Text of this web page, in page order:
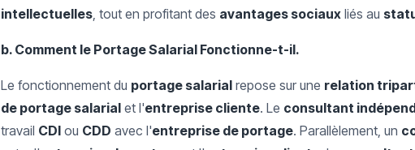
intellectuelles, tout en profitant des avantages sociaux liés au
b. Comment le Portage Salarial Fonctionne-t-il.
Le fonctionnement du portage salarial repose sur une relation
de portage salarial et l'entreprise cliente. Le consultant
travail CDI ou CDD avec l'entreprise de portage. Parallèlement, un